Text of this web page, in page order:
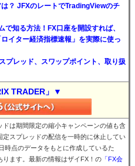
？ JFXのレートでTradingViewのチ
知る方法！FX口座を開設すれば、
イター経済指標速報」を実際に使っ
プレッド、スワップポイント、取り扱
TRADER」▼
は期間限定の縮小キャンペーンの値も含
スプレッドの配信を一時的に休止してい
時点のデータをもとに作成しているた
ます。最新の情報はザイFX！の 「FX会